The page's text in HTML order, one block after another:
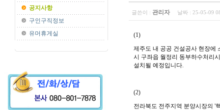
공지사항
구인구직정보
유머휴게실
글쓴이 : 관리자 날짜 : 25-05-09
(1)
제주도 내 공공 건설공사 현장에
시 구좌읍 월정리 동부하수처리
설치될 예정입니다.
(2)
전라북도 전주지역 분양시장의 '